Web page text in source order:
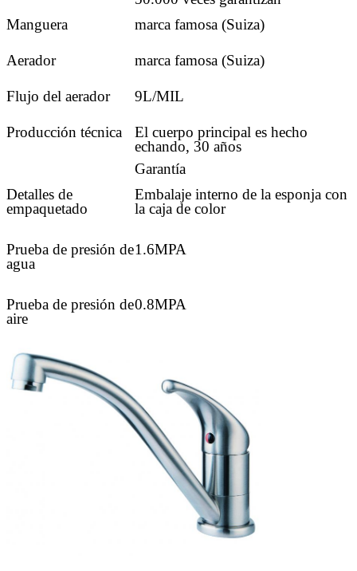
Manguera
marca famosa (Suiza)
Aerador marca famosa (Suiza)
Flujo del aerador 9L/MIL
Producción técnica
El cuerpo principal es hecho
echando, 30 años
Garantía
Detalles de
empaquetado
Embalaje interno de la esponja con
la caja de color
Prueba de presión de
agua
1.6MPA
Prueba de presión de
aire
0.8MPA